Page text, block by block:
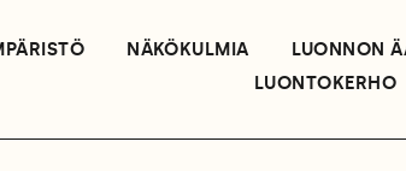
NÄKÖKULMIA LUONNON
LUONTOKERHO